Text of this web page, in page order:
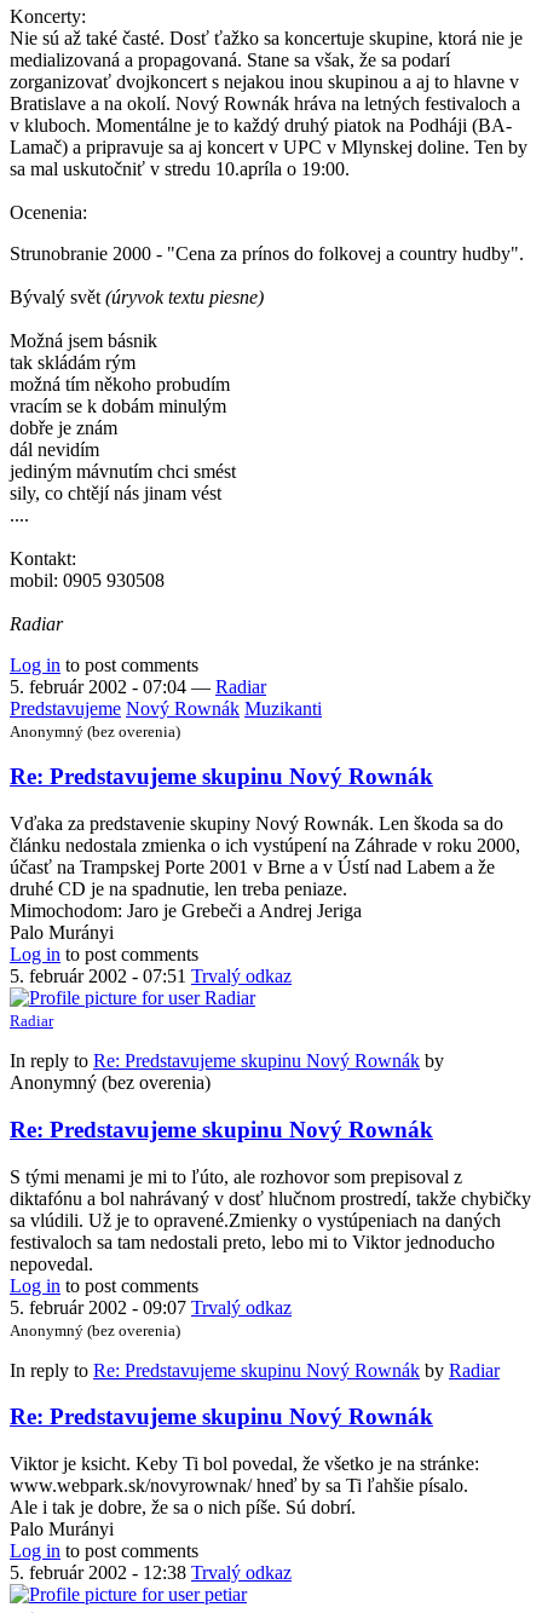
Koncerty:
Nie sú až také časté. Dosť ťažko sa koncertuje skupine, ktorá nie je
medializovaná a propagovaná. Stane sa však, že sa podarí
zorganizovať dvojkoncert s nejakou inou skupinou a aj to hlavne v
Bratislave a na okolí. Nový Rownák hráva na letných festivaloch a
v kluboch. Momentálne je to každý druhý piatok na Podháji (BA-
Lamač) a pripravuje sa aj koncert v UPC v Mlynskej doline. Ten by
sa mal uskutočniť v stredu 10.apríla o 19:00.
Ocenenia:
Strunobranie 2000 - "Cena za prínos do folkovej a country hudby".
Bývalý svět (úryvok textu piesne)
Možná jsem básnik
tak skládám rým
možná tím někoho probudím
vracím se k dobám minulým
dobře je znám
dál nevidím
jediným mávnutím chci smést
sily, co chtějí nás jinam vést
....
Kontakt:
mobil: 0905 930508
Radiar
Log in to post comments
5. február 2002 - 07:04 — Radiar
Predstavujeme Nový Rownák Muzikanti
Anonymný (bez overenia)
Re: Predstavujeme skupinu Nový Rownák
Vďaka za predstavenie skupiny Nový Rownák. Len škoda sa do
článku nedostala zmienka o ich vystúpení na Záhrade v roku 2000,
účasť na Trampskej Porte 2001 v Brne a v Ústí nad Labem a že
druhé CD je na spadnutie, len treba peniaze.
Mimochodom: Jaro je Grebeči a Andrej Jeriga
Palo Murányi
Log in to post comments
5. február 2002 - 07:51 Trvalý odkaz
Radiar
In reply to Re: Predstavujeme skupinu Nový Rownák by
Anonymný (bez overenia)
Re: Predstavujeme skupinu Nový Rownák
S tými menami je mi to ľúto, ale rozhovor som prepisoval z
diktafónu a bol nahrávaný v dosť hlučnom prostredí, takže chybičky
sa vlúdili. Už je to opravené.Zmienky o vystúpeniach na daných
festivaloch sa tam nedostali preto, lebo mi to Viktor jednoducho
nepovedal.
Log in to post comments
5. február 2002 - 09:07 Trvalý odkaz
Anonymný (bez overenia)
In reply to Re: Predstavujeme skupinu Nový Rownák by Radiar
Re: Predstavujeme skupinu Nový Rownák
Viktor je ksicht. Keby Ti bol povedal, že všetko je na stránke:
www.webpark.sk/novyrownak/ hneď by sa Ti ľahšie písalo.
Ale i tak je dobre, že sa o nich píše. Sú dobrí.
Palo Murányi
Log in to post comments
5. február 2002 - 12:38 Trvalý odkaz